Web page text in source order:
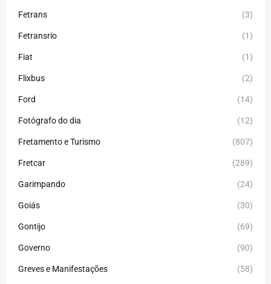
Fetrans (3)
Fetransrio (1)
Fiat (1)
Flixbus (2)
Ford (14)
Fotógrafo do dia (12)
Fretamento e Turismo (807)
Fretcar (289)
Garimpando (24)
Goiás (30)
Gontijo (69)
Governo (90)
Greves e Manifestações (58)